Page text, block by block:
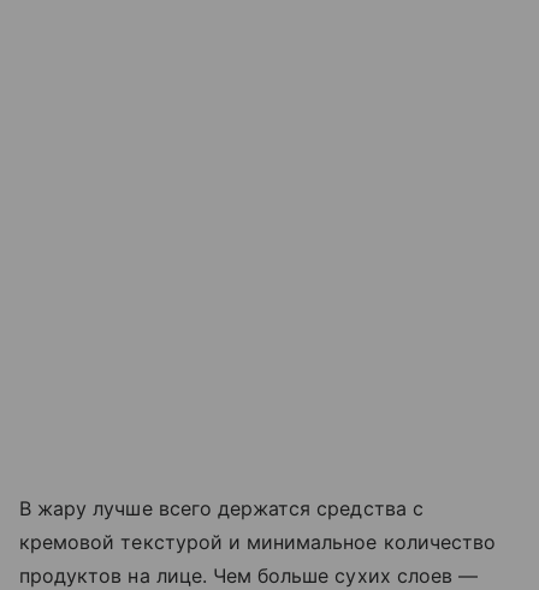
В жару лучше всего держатся средства с
кремовой текстурой и минимальное количество
продуктов на лице. Чем больше сухих слоев —